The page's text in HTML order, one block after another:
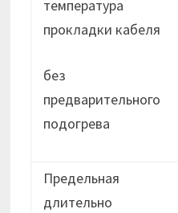
температура
прокладки кабеля
без
предварительного
подогрева
Предельная
длительно